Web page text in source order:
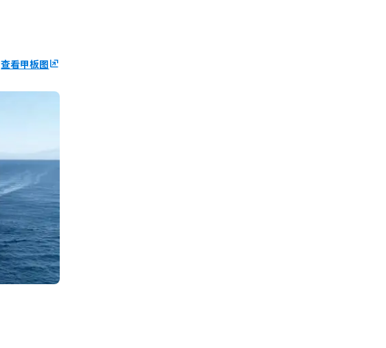
查看甲板图ungroup